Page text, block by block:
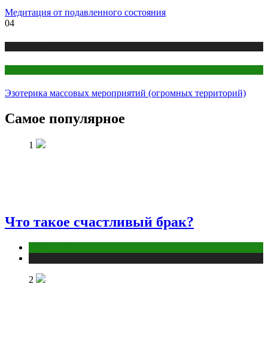
Медитация от подавленного состояния
04
Эзотерика массовых мероприятий (огромных территорий)
Самое популярное
1
Что такое счастливый брак?
2